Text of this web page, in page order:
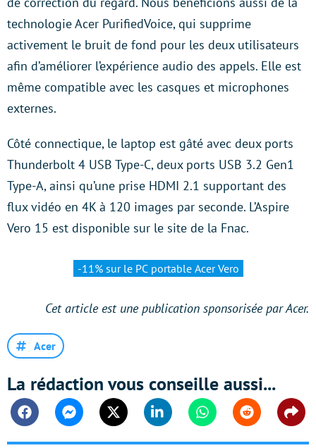
technologie Acer PurifiedVoice, qui supprime
activement le bruit de fond pour les deux utilisateurs
afin d’améliorer l’expérience audio des appels. Elle est
même compatible avec les casques et microphones
externes.
Côté connectique, le laptop est gâté avec deux ports
Thunderbolt 4 USB Type-C, deux ports USB 3.2 Gen1
Type-A, ainsi qu’une prise HDMI 2.1 supportant des
flux vidéo en 4K à 120 images par seconde. L’Aspire
Vero 15 est disponible sur le site de la Fnac.
-11% sur le PC portable Acer Vero
Cet article est une publication sponsorisée par Acer.
Acer
La rédaction vous conseille aussi...
FacebookMessengerTwitter Linkedin WhatsappReddit